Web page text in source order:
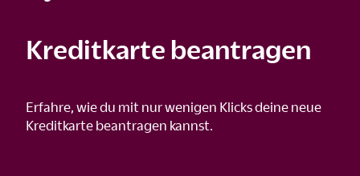
Kreditkarte beantragen
Erfahre, wie du mit nur wenigen Klicks deine neue
Kreditkarte beantragen kannst.